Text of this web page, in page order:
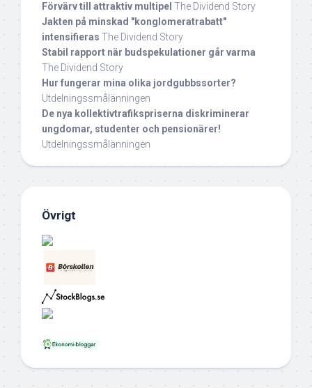
Förvärv till attraktiv multipel The Dividend Story
Jakten på minskad "konglomeratrabatt"
intensifieras The Dividend Story
Stabil rapport när budspekulationer går varma
The Dividend Story
Hur fungerar mina olika jordgubbssorter?
Utdelningssmålänningen
De nya kollektivtrafikspriserna diskriminerar
ungdomar, studenter och pensionärer!
Utdelningssmålänningen
Övrigt